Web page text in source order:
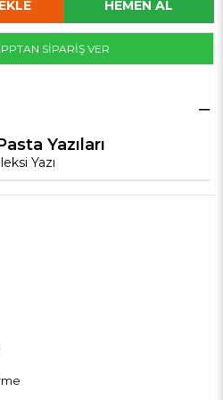
SİPARİŞ VER
Yazıları
Yazı